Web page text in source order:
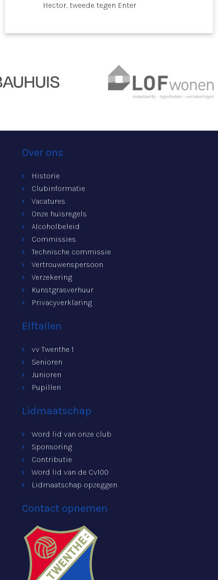
Hector, tweede tegen Enter
Over ons
Historie
Clubinformatie
Vacatures
Onze huisregels
Alcoholbeleid
Commissies
Technische commissie
Vertrouwenspersoon
Verzekering
Kunstgrasverhuur
Privacyverklaring
Elftallen
vv Twenthe 1
Senioren
Junioren
Pupillen
Lidmaatschap
Word lid van onze club
Sponsoring
Contributie
Word lid van de Cv100
Lidmaatschap opzeggen
Contact opnemen